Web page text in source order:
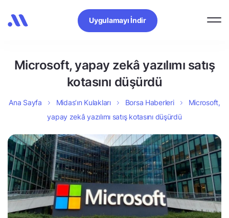
Uygulamayı İndir
Microsoft, yapay zekâ yazılımı satış
kotasını düşürdü
Ana Sayfa Midas’ın Kulakları Borsa Haberleri
Microsoft,
yapay zekâ yazılımı satış kotasını düşürdü